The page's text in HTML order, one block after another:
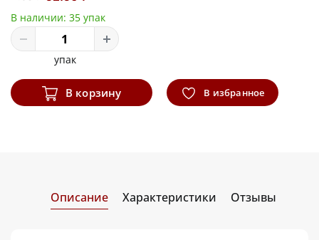
В наличии: 35 упак
упак
В корзину В избранное
Описание Характеристики Отзывы